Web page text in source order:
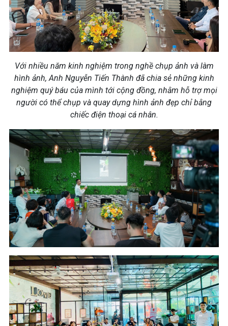
Với nhiều năm kinh nghiệm trong nghề chụp ảnh và làm
hình ảnh, Anh Nguyễn Tiến Thành đã chia sẻ những kinh
nghiệm quý báu của mình tới cộng đồng, nhằm hỗ trợ mọi
người có thể chụp và quay dựng hình ảnh đẹp chỉ bằng
chiếc điện thoại cá nhân.